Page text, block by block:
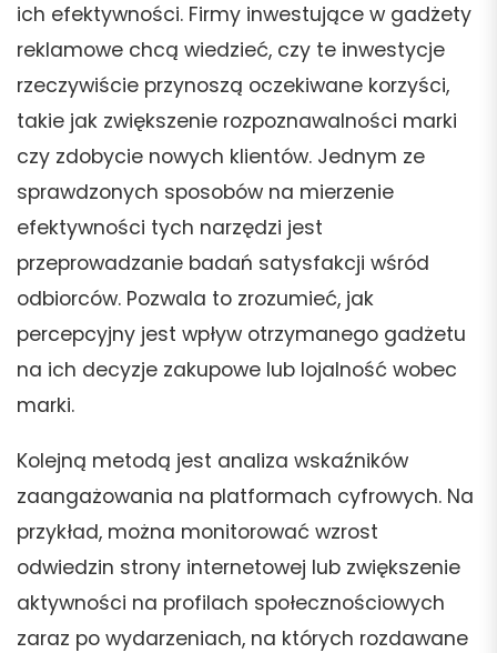
ich efektywności. Firmy inwestujące w gadżety
reklamowe chcą wiedzieć, czy te inwestycje
rzeczywiście przynoszą oczekiwane korzyści,
takie jak zwiększenie rozpoznawalności marki
czy zdobycie nowych klientów. Jednym ze
sprawdzonych sposobów na mierzenie
efektywności tych narzędzi jest
przeprowadzanie badań satysfakcji wśród
odbiorców. Pozwala to zrozumieć, jak
percepcyjny jest wpływ otrzymanego gadżetu
na ich decyzje zakupowe lub lojalność wobec
marki.
Kolejną metodą jest analiza wskaźników
zaangażowania na platformach cyfrowych. Na
przykład, można monitorować wzrost
odwiedzin strony internetowej lub zwiększenie
aktywności na profilach społecznościowych
zaraz po wydarzeniach, na których rozdawane